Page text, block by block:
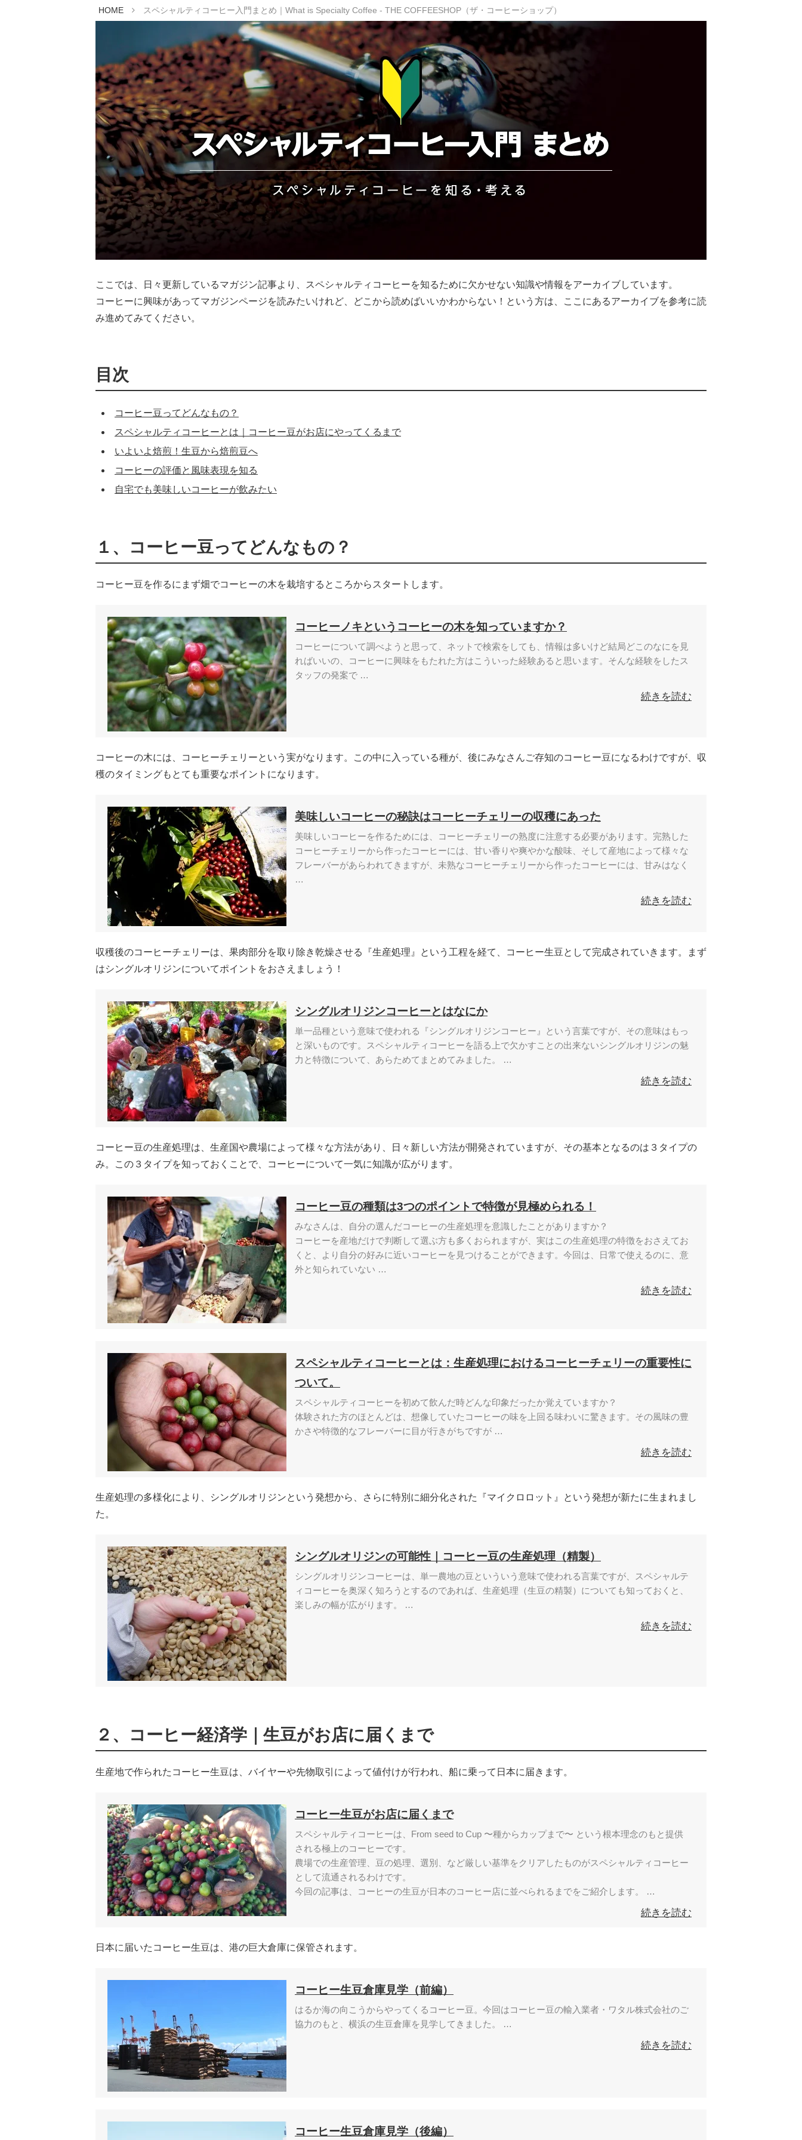
HOME スペシャルティコーヒー入門まとめ｜What is Specialty Coffee - THE COFFEESHOP（ザ・コーヒーショップ）
ここでは、日々更新しているマガジン記事より、スペシャルティコーヒーを知るために欠かせない知識や情報をアーカイブしています。
コーヒーに興味があってマガジンページを読みたいけれど、どこから読めばいいかわからない！という方は、ここにあるアーカイブを参考に読
み進めてみてください。
目次
コーヒー豆ってどんなもの？
スペシャルティコーヒーとは｜コーヒー豆がお店にやってくるまで
いよいよ焙煎！生豆から焙煎豆へ
コーヒーの評価と風味表現を知る
自宅でも美味しいコーヒーが飲みたい
１、コーヒー豆ってどんなもの？
コーヒー豆を作るにまず畑でコーヒーの木を栽培するところからスタートします。
コーヒーノキというコーヒーの木を知っていますか？
コーヒーについて調べようと思って、ネットで検索をしても、情報は多いけど結局どこのなにを見
ればいいの、コーヒーに興味をもたれた方はこういった経験あると思います。そんな経験をしたス
タッフの発案で …
続きを読む
コーヒーの木には、コーヒーチェリーという実がなります。この中に入っている種が、後にみなさんご存知のコーヒー豆になるわけですが、収
穫のタイミングもとても重要なポイントになります。
美味しいコーヒーの秘訣はコーヒーチェリーの収穫にあった
美味しいコーヒーを作るためには、コーヒーチェリーの熟度に注意する必要があります。完熟した
コーヒーチェリーから作ったコーヒーには、甘い香りや爽やかな酸味、そして産地によって様々な
フレーバーがあらわれてきますが、未熟なコーヒーチェリーから作ったコーヒーには、甘みはなく
…
続きを読む
収穫後のコーヒーチェリーは、果肉部分を取り除き乾燥させる『生産処理』という工程を経て、コーヒー生豆として完成されていきます。まず
はシングルオリジンについてポイントをおさえましょう！
シングルオリジンコーヒーとはなにか
単一品種という意味で使われる『シングルオリジンコーヒー』という言葉ですが、その意味はもっ
と深いものです。スペシャルティコーヒーを語る上で欠かすことの出来ないシングルオリジンの魅
力と特徴について、あらためてまとめてみました。 …
続きを読む
コーヒー豆の生産処理は、生産国や農場によって様々な方法があり、日々新しい方法が開発されていますが、その基本となるのは３タイプの
み。この３タイプを知っておくことで、コーヒーについて一気に知識が広がります。
コーヒー豆の種類は3つのポイントで特徴が見極められる！
みなさんは、自分の選んだコーヒーの生産処理を意識したことがありますか？
コーヒーを産地だけで判断して選ぶ方も多くおられますが、実はこの生産処理の特徴をおさえてお
くと、より自分の好みに近いコーヒーを見つけることができます。今回は、日常で使えるのに、意
外と知られていない …
続きを読む
スペシャルティコーヒーとは：生産処理におけるコーヒーチェリーの重要性に
ついて。
スペシャルティコーヒーを初めて飲んだ時どんな印象だったか覚えていますか？
体験された方のほとんどは、想像していたコーヒーの味を上回る味わいに驚きます。その風味の豊
かさや特徴的なフレーバーに目が行きがちですが …
続きを読む
生産処理の多様化により、シングルオリジンという発想から、さらに特別に細分化された『マイクロロット』という発想が新たに生まれまし
た。
シングルオリジンの可能性｜コーヒー豆の生産処理（精製）
シングルオリジンコーヒーは、単一農地の豆といういう意味で使われる言葉ですが、スペシャルテ
ィコーヒーを奥深く知ろうとするのであれば、生産処理（生豆の精製）についても知っておくと、
楽しみの幅が広がります。 …
続きを読む
２、コーヒー経済学｜生豆がお店に届くまで
生産地で作られたコーヒー生豆は、バイヤーや先物取引によって値付けが行われ、船に乗って日本に届きます。
コーヒー生豆がお店に届くまで
スペシャルティコーヒーは、From seed to Cup 〜種からカップまで〜 という根本理念のもと提供
される極上のコーヒーです。
農場での生産管理、豆の処理、選別、など厳しい基準をクリアしたものがスペシャルティコーヒー
として流通されるわけです。
今回の記事は、コーヒーの生豆が日本のコーヒー店に並べられるまでをご紹介します。 …
続きを読む
日本に届いたコーヒー生豆は、港の巨大倉庫に保管されます。
コーヒー生豆倉庫見学（前編）
はるか海の向こうからやってくるコーヒー豆。今回はコーヒー豆の輸入業者・ワタル株式会社のご
協力のもと、横浜の生豆倉庫を見学してきました。 …
続きを読む
コーヒー生豆倉庫見学（後編）